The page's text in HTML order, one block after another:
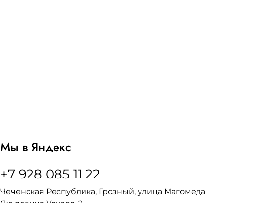
Мы в Яндекс
+7 928 085 11 22
Чеченская Республика, Грозный, улица Магомеда